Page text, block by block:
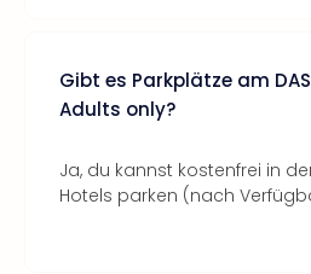
Gibt es Parkplätze am DAS
Adults only?
Ja, du kannst kostenfrei in
Hotels parken (nach